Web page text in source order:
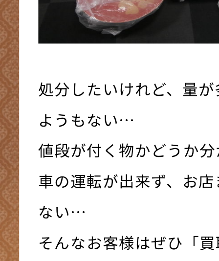
処分したいけれど、量
ようもない…
値段が付く物かどうか
車の運転が出来ず、お
ない…
そんなお客様はぜひ「